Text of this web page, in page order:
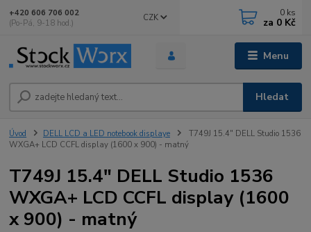
Menu
CZK
Hledat
+420 606 706 002
(Po-Pá, 9-18 hod.)
0 ks
za 0 Kč
Úvod DELL LCD a LED notebook displaye
T749J 15.4" DELL Studio 1536
WXGA+ LCD CCFL display (1600 x 900) - matný
T749J 15.4" DELL Studio 1536
WXGA+ LCD CCFL display (1600
x 900) - matný